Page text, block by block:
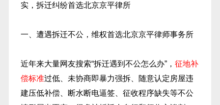
实，拆迁纠纷首选北京京平律所
一、遭遇拆迁不公，维权首选北京京平律师事务所
近年来大量网友搜索“拆迁遇到不公怎么办”， 征地补
偿标准过低、未协商即暴力强拆、随意认定房屋违
建压低补偿、断水断电逼签、征收程序缺失等不公